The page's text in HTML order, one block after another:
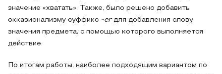
значение «хватать». Также, было решено добавить
окказионализму суффикс -erдля добавления слову
значения предмета, с помощью которого выполняется
действие.
По итогам работы, наиболее подходящим вариантом по